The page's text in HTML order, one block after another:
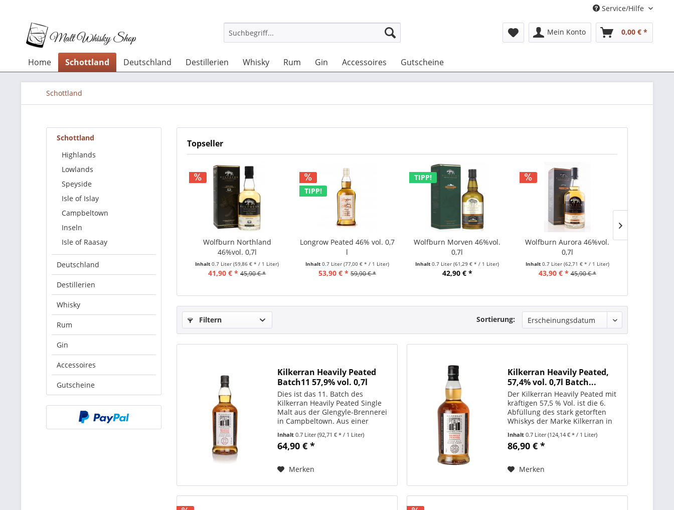
Service/Hilfe
Mein Konto 0,00 € *
Home Schottland Deutschland Destillerien Whisky Rum Gin Accessoires Gutscheine
Schottland
Schottland
Highlands
Lowlands
Speyside
Isle of Islay
Campbeltown
Inseln
Isle of Raasay
Deutschland
Destillerien
Whisky
Rum
Gin
Accessoires
Gutscheine
Topseller
Wolfburn Northland
46%vol. 0,7l
Inhalt0.7 Liter(59,86 € * / 1 Liter)
41,90 € * 45,90 € *
TIPP!
Longrow Peated 46% vol. 0,7
l
Inhalt 0.7 Liter (77,00 € * / 1 Liter)
53,90 € * 59,90 € *
TIPP!
Wolfburn Morven 46%vol.
0,7l
Inhalt0.7 Liter(61,29 € * / 1 Liter)
42,90 € *
Wolfburn Aurora 46%vol.
0,7l
Inhalt 0.7 Liter (62,71 € * / 1 Liter)
43,90 € * 45,90 € *
Filtern Sortierung:
Kilkerran Heavily Peated
Batch11 57,9% vol. 0,7l
Dies ist das 11. Batch des
Kilkerran Heavily Peated Single
Malt aus der Glengyle-Brennerei
in Campbeltown. Aus einer
10 % Sherry-Fässern wurde diese
Ausgabe mit robusten 57,9 % ABV
Inhalt0.7 Liter(92,71 € * / 1 Liter)
64,90 € *
Merken
Kilkerran Heavily Peated,
57,4% vol. 0,7l Batch...
Der Kilkerran Heavily Peated mit
kräftigen 57,5 % Vol. ist die 6.
Abfüllung des stark getorften
Whiskys der Marke Kilkerran in
der Glengyle Distillery mit Sitz in
Campbeltown gehört. Der Whisky
Inhalt0.7 Liter(124,14 € * / 1 Liter)
86,90 € *
Merken